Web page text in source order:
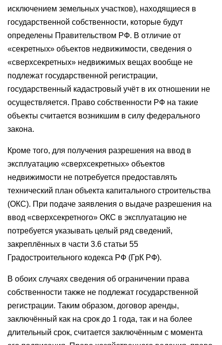
исключением земельных участков), находящиеся в
государственной собственности, которые будут
определены Правительством РФ. В отличие от
«секретных» объектов недвижимости, сведения о
«сверхсекретных» недвижимых вещах вообще не
подлежат государственной регистрации,
государственный кадастровый учёт в их отношении не
осуществляется. Право собственности РФ на такие
объекты считается возникшим в силу федерального
закона.
Кроме того, для получения разрешения на ввод в
эксплуатацию «сверхсекретных» объектов
недвижимости не потребуется предоставлять
технический план объекта капитального строительства
(ОКС). При подаче заявления о выдаче разрешения на
ввод «сверхсекретного» ОКС в эксплуатацию не
потребуется указывать целый ряд сведений,
закреплённых в части 3.6 статьи 55
Градостроительного кодекса РФ (ГрК РФ).
В обоих случаях сведения об ограничении права
собственности также не подлежат государственной
регистрации. Таким образом, договор аренды,
заключённый как на срок до 1 года, так и на более
длительный срок, считается заключённым с момента